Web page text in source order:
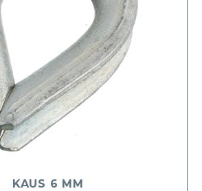
KAUS 6 MM